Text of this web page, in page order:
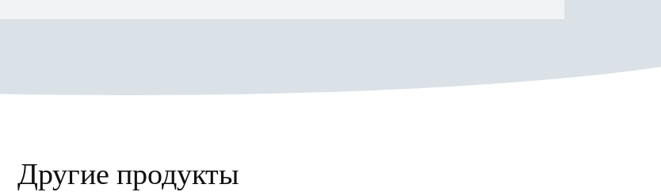
Другие продукты